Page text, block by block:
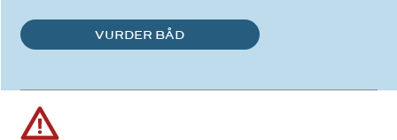
VURDER BÅD